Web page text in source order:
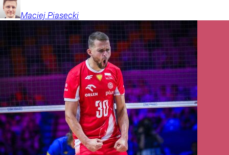
Maciej Piasecki